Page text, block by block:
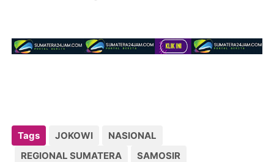
Tags JOKOWI
NASIONAL
REGIONAL SUMATERA
SAMOSIR